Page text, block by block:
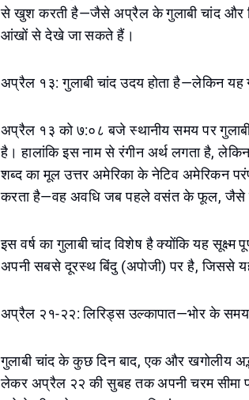
से खुश करती है—जैसे अप्रैल के गुलाबी चांद और
आंखों से देखे जा सकते हैं।
अप्रैल १३: गुलाबी चांद उदय होता है—लेकिन यह
अप्रैल १३ को ७:०८ बजे स्थानीय समय पर
है। हालांकि इस नाम से रंगीन अर्थ लगता है,
शब्द का मूल उत्तर अमेरिका के नेटिव अमेरिकन
करता है—वह अवधि जब पहले वसंत के फूल, जैसे
इस वर्ष का गुलाबी चांद विशेष है क्योंकि यह सूक्ष्म
अपनी सबसे दूरस्थ बिंदु (अपोजी) पर है, जिससे
अप्रैल २१-२२: लिरिड्स उल्कापात—भोर के समय
गुलाबी चांद के कुछ दिन बाद, एक और खगोलीय
लेकर अप्रैल २२ की सुबह तक अपनी चरम